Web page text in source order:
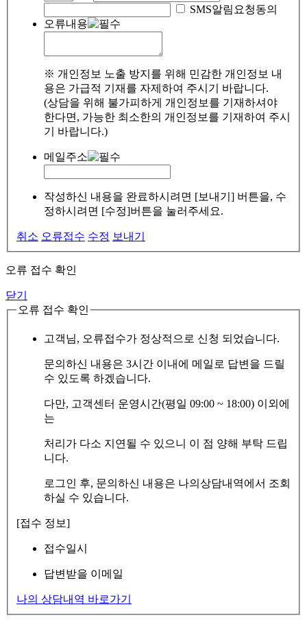
SMS알림요청동의
오류내용
※ 개인정보 노출 방지를 위해 민감한 개인정보 내
용은 가급적 기재를 자제하여 주시기 바랍니다.
(상담을 위해 불가피하게 개인정보를 기재하셔야
한다면, 가능한 최소한의 개인정보를 기재하여 주시
기 바랍니다.)
메일주소
작성하신 내용을 완료하시려면 [보내기] 버튼을, 수
정하시려면 [수정]버튼을 눌러주세요.
취소 오류접수 수정 보내기
오류 접수 확인
닫기
오류 접수 확인
고객님, 오류접수가 정상적으로 신청 되었습니다.
문의하신 내용은 3시간 이내에 메일로 답변을 드릴
수 있도록 하겠습니다.
다만, 고객센터 운영시간(평일 09:00 ~ 18:00) 이외에
는
처리가 다소 지연될 수 있으니 이 점 양해 부탁 드립
니다.
로그인 후, 문의하신 내용은 나의상담내역에서 조회
하실 수 있습니다.
[접수 정보]
접수일시
답변받을 이메일
나의 상담내역 바로가기